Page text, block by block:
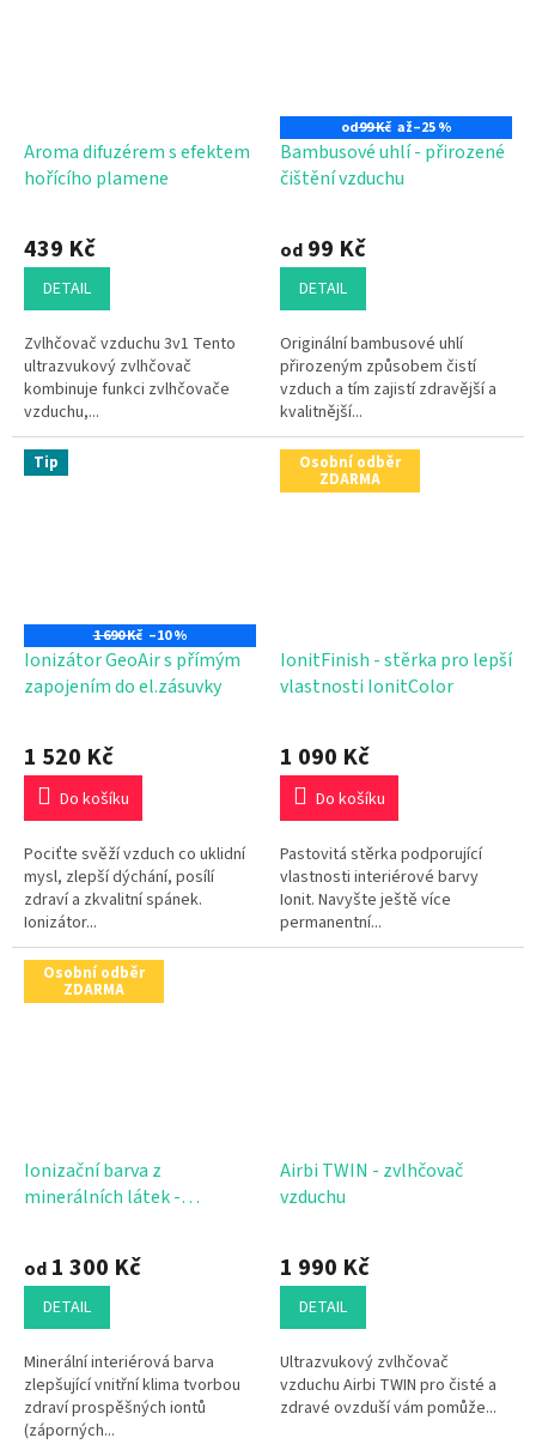
Aroma difuzérem s efektem
hořícího plamene
439 Kč
DETAIL
Zvlhčovač vzduchu 3v1 Tento
ultrazvukový zvlhčovač
kombinuje funkci zvlhčovače
vzduchu,...
od99 Kč až–25 %
Bambusové uhlí - přirozené
čištění vzduchu
hodnocení
produktu
5,0
5
hvězdiček.
od 99 Kč
DETAIL
Originální bambusové uhlí
přirozeným způsobem čistí
vzduch a tím zajistí zdravější a
kvalitnější...
Tip
1 690 Kč –10 %
Ionizátor GeoAir s přímým
zapojením do el.zásuvky
hodnocení
produktu
5
hvězdiček.
1 520 Kč
Do košíku
Pociťte svěží vzduch co uklidní
mysl, zlepší dýchání, posílí
zdraví a zkvalitní spánek.
Ionizátor...
Osobní odběr
ZDARMA
IonitFinish - stěrka pro lepší
vlastnosti IonitColor
1 090 Kč
Do košíku
Pastovitá stěrka podporující
vlastnosti interiérové barvy
Ionit. Navyšte ještě více
permanentní...
Osobní odběr
ZDARMA
Ionizační barva z
minerálních látek -
hodnocení
produktu
5,0
5
hvězdiček.
od 1 300 Kč
DETAIL
Minerální interiérová barva
zlepšující vnitřní klima tvorbou
zdraví prospěšných iontů
(záporných...
Airbi TWIN - zvlhčovač
vzduchu
1 990 Kč
DETAIL
Ultrazvukový zvlhčovač
vzduchu Airbi TWIN pro čisté a
zdravé ovzduší vám pomůže...